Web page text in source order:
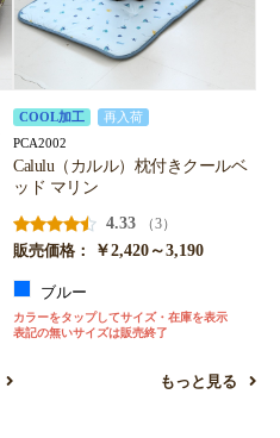
COOL加工 再入荷
PCA2002
Calulu（カルル）枕付きクールベ
ッド マリン
4.33
（3）
販売価格：
￥2,420～3,190
ブルー
カラーをタップしてサイズ・在庫を表示
表記の無いサイズは販売終了
もっと見る